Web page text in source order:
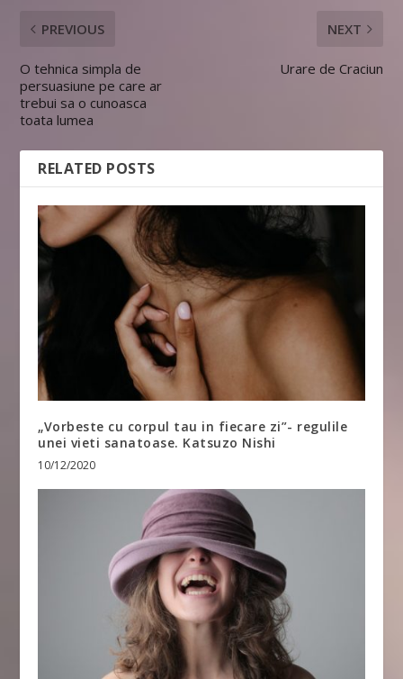
PREVIOUS
O tehnica simpla de
persuasiune pe care ar
trebui sa o cunoasca
toata lumea
NEXT
Urare de Craciun
RELATED POSTS
„Vorbeste cu corpul tau in fiecare zi”- regulile
unei vieti sanatoase. Katsuzo Nishi
10/12/2020